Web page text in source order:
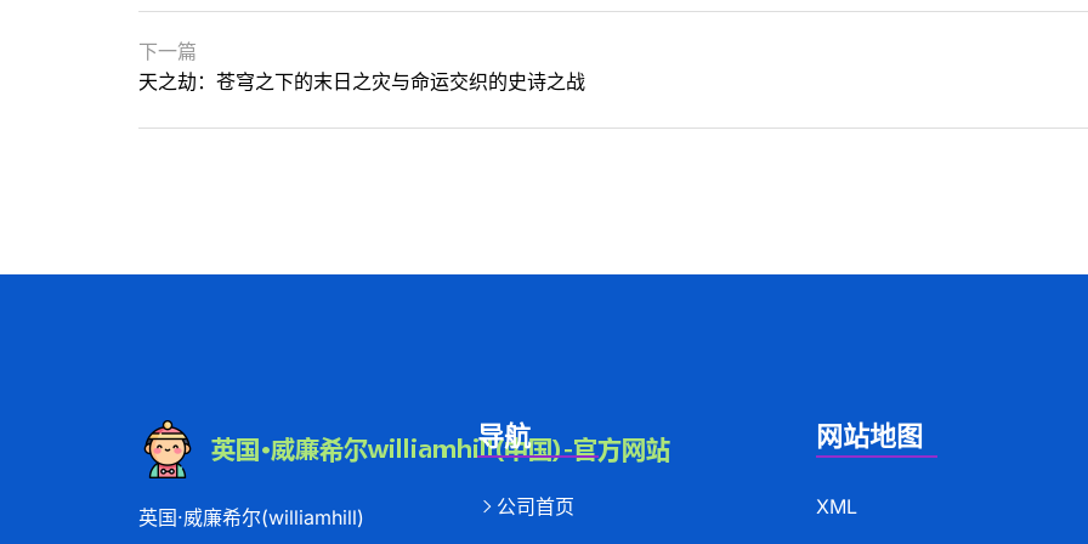
下一篇
天之劫：苍穹之下的末日之灾与命运交织的史诗之战
英国·威廉希尔(williamhill)
导航
公司首页
网站地图
XML